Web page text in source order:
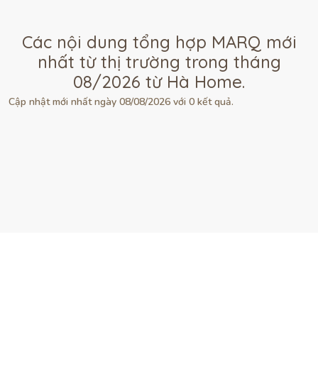
Các nội dung tổng hợp MARQ mới
nhất từ thị trường trong tháng
08/2026 từ Hà Home.
Cập nhật mới nhất ngày 08/08/2026 với 0 kết quả.